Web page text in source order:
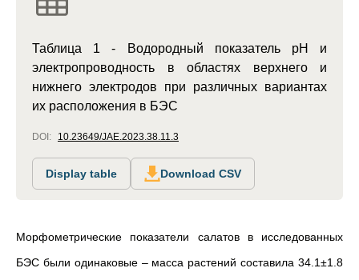
Таблица 1 - Водородный показатель pH и
электропроводность в областях верхнего и
нижнего электродов при различных вариантах
их расположения в БЭС
DOI: 10.23649/JAE.2023.38.11.3
Display table Download CSV
Морфометрические показатели салатов в исследованных
БЭС были одинаковые – масса растений составила 34.1±1.8